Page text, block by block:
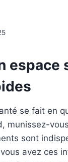
espace
se fait en
munissez-
sont
avez ces